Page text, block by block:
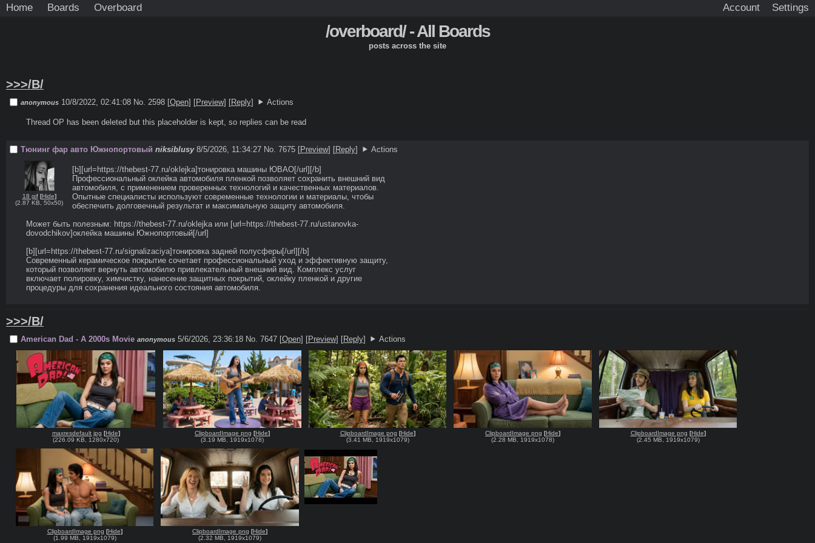
Home Boards Overboard Account
/overboard/ - All Boards
posts across the site
>>>/B/
anonymous 10/8/2022, 02:41:08 No. 2598 [Open] [Preview] [Reply] Actions
Thread OP has been deleted but this placeholder is kept, so replies can be read
Тюнинг фар авто Южнопортовый niksiblusy 8/5/2026, 11:34:27 No. 7675 [Preview] [Reply] Actions
18 gif [Hide]
(2.87 KB 50x50)
[b][url=https://thebest-77.ru/oklejka]тонировка машины ЮВАО[/url][/b]
Профессиональный оклейка автомобиля пленкой позволяет сохранить внешний вид
автомобиля, с применением проверенных технологий и качественных материалов.
Опытные специалисты используют современные технологии и материалы, чтобы
обеспечить долговечный результат и максимальную защиту автомобиля.
Может быть полезным: https://thebest-77.ru/oklejka или [url=https://thebest-77.ru/ustanovka-
dovodchikov]оклейка машины Южнопортовый[/url]
[b][url=https://thebest-77.ru/signalizaciya]тонировка задней полусферы[/url][/b]
Современный керамическое покрытие сочетает профессиональный уход и эффективную защиту,
который позволяет вернуть автомобилю привлекательный внешний вид. Комплекс услуг
включает полировку, химчистку, нанесение защитных покрытий, оклейку пленкой и другие
процедуры для сохранения идеального состояния автомобиля.
>>>/B/
American Dad - A 2000s Movie anonymous 5/6/2026, 23:36:18 No. 7647 [Open] [Preview] [Reply] Actions
maxresdefault jpg [Hide]
(226.09 KB 1280x720)
ClipboardImage png [Hide]
(3.19 MB 1919x1078)
ClipboardImage png [Hide]
(3.41 MB 1919x1079)
ClipboardImage png [Hide]
(2.28 MB 1919x1078)
ClipboardImage png [Hide]
(2.45 MB 1919x1079)
ClipboardImage png [Hide]
(1.99 MB 1919x1079)
ClipboardImage png [Hide]
(2.32 MB 1919x1079)